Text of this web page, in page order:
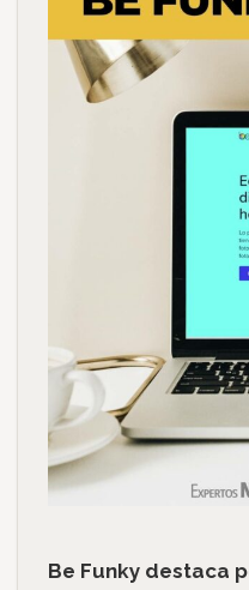
Be Funky destaca